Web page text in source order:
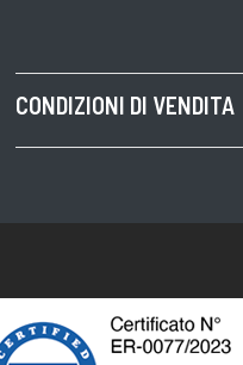
CONDIZIONI DI VENDITA